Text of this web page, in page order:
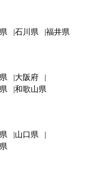
石川県 福井県
大阪府
和歌山県
山口県